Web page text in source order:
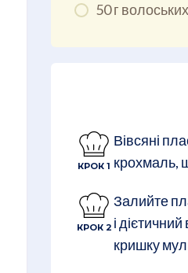
50 г
КРОК 1
Вівсяні
крохмаль,
КРОК 2
Залийте
і
кришку